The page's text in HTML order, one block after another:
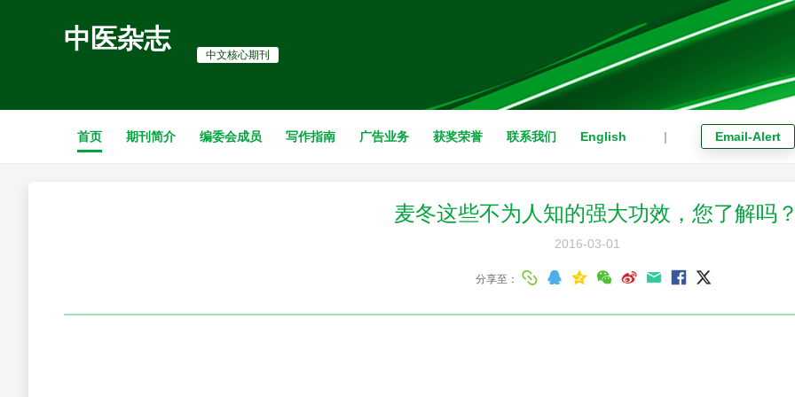
中医杂志
中文核心期刊
首页 期刊简介 编委会成员 写作指南 广告业务 获奖荣誉 联系我们 English | Email-Alert
麦冬这些不为人知的强大功效，您了解吗
2016-03-01
分享至：